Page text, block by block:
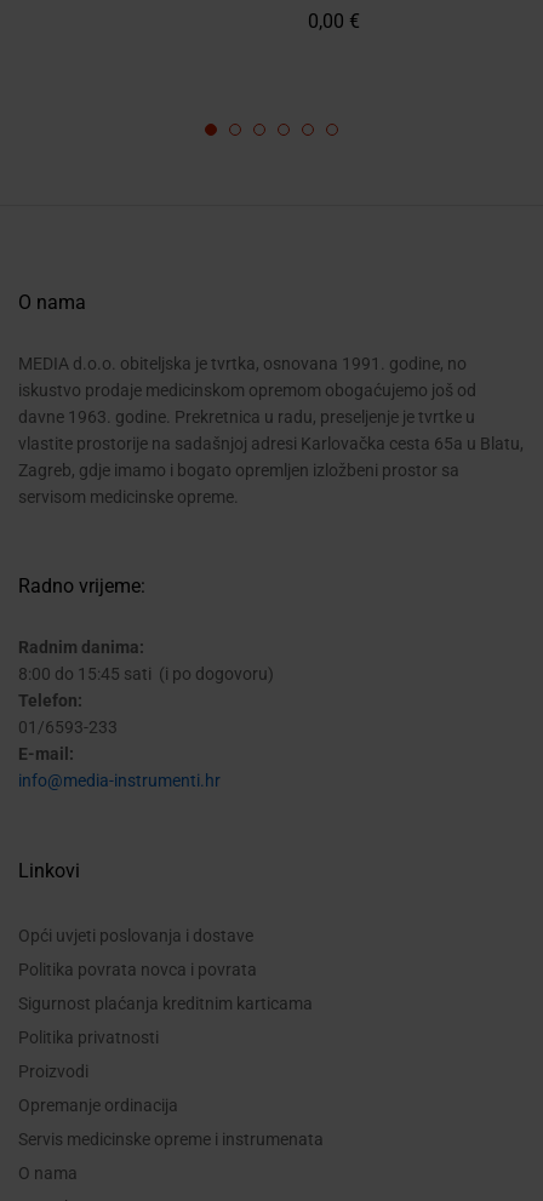
0,00 €
O nama
MEDIA d.o.o. obiteljska je tvrtka, osnovana 1991. godine, no
iskustvo prodaje medicinskom opremom obogaćujemo još od
davne 1963. godine. Prekretnica u radu, preseljenje je tvrtke u
vlastite prostorije na sadašnjoj adresi Karlovačka cesta 65a u Blatu,
Zagreb, gdje imamo i bogato opremljen izložbeni prostor sa
servisom medicinske opreme.
Radno vrijeme:
Radnim danima:
8:00 do 15:45 sati (i po dogovoru)
Telefon:
01/6593-233
E-mail:
info@media-instrumenti.hr
Linkovi
Opći uvjeti poslovanja i dostave
Politika povrata novca i povrata
Sigurnost plaćanja kreditnim karticama
Politika privatnosti
Proizvodi
Opremanje ordinacija
Servis medicinske opreme i instrumenata
O nama